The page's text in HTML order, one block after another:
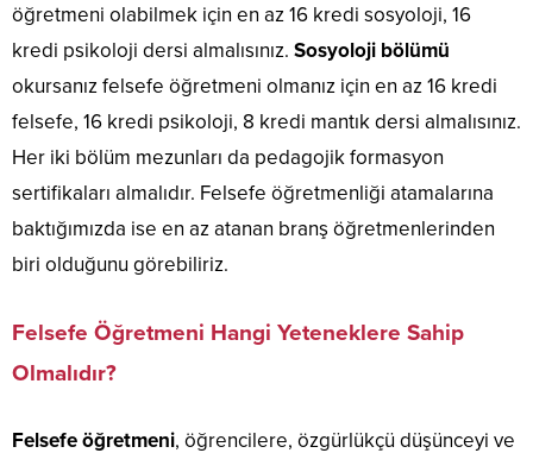
öğretmeni olabilmek için en az 16 kredi sosyoloji, 16
kredi psikoloji dersi almalısınız. Sosyoloji bölümü
okursanız felsefe öğretmeni olmanız için en az 16 kredi
felsefe, 16 kredi psikoloji, 8 kredi mantık dersi almalısınız.
Her iki bölüm mezunları da pedagojik formasyon
sertifikaları almalıdır. Felsefe öğretmenliği atamalarına
baktığımızda ise en az atanan branş öğretmenlerinden
biri olduğunu görebiliriz.
Felsefe Öğretmeni Hangi Yeteneklere Sahip
Olmalıdır?
Felsefe öğretmeni, öğrencilere, özgürlükçü düşünceyi ve